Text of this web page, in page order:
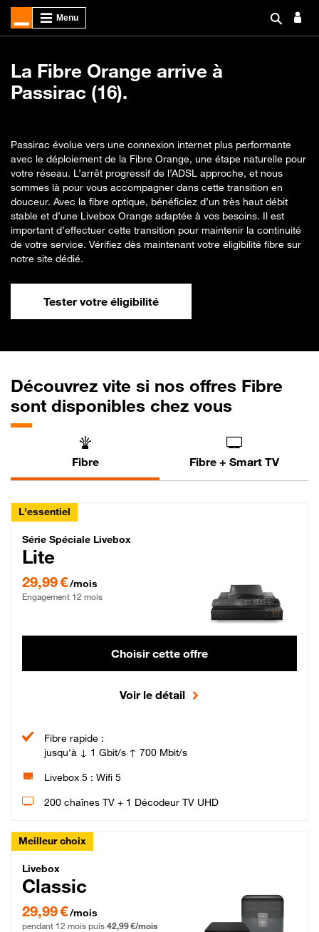
La Fibre Orange arrive à
Passirac (16).
Passirac évolue vers une connexion internet plus performante
avec le déploiement de la Fibre Orange, une étape naturelle pour
votre réseau. L’arrêt progressif de l’ADSL approche, et nous
sommes là pour vous accompagner dans cette transition en
douceur. Avec la fibre optique, bénéficiez d’un très haut débit
stable et d’une Livebox Orange adaptée à vos besoins. Il est
important d’effectuer cette transition pour maintenir la continuité
de votre service. Vérifiez dès maintenant votre éligibilité fibre sur
notre site dédié.
Tester votre éligibilité
Découvrez vite si nos offres Fibre
sont disponibles chez vous
Fibre Fibre + Smart TV
L'essentiel
Série Spéciale Livebox Lite Fibre
Série Spéciale Livebox
Lite
29,99 €/mois
Engagement 12 mois
Choisir cette offre
Voir le détail
Fibre rapide :
jusqu'à ↓ 1 Gbit/s ↑ 700 Mbit/s
Livebox 5 : Wifi 5
200 chaînes TV + 1 Décodeur TV UHD
Meilleur choix
Livebox Classic Fibre
Livebox
Classic
29,99 € par mois pendant 12 mois puis 42,99 € par mois, Engagement 12 mois
29,99 €/mois
pendant 12 mois puis 42,99 €/mois